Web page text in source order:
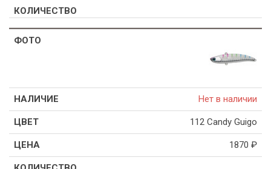
Нет в наличии
112 Candy Guigo
1870 ₽